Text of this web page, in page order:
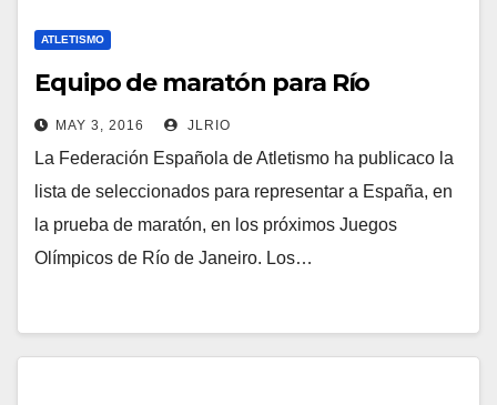
ATLETISMO
Equipo de maratón para Río
MAY 3, 2016 JLRIO
La Federación Española de Atletismo ha publicaco la
lista de seleccionados para representar a España, en
la prueba de maratón, en los próximos Juegos
Olímpicos de Río de Janeiro. Los…